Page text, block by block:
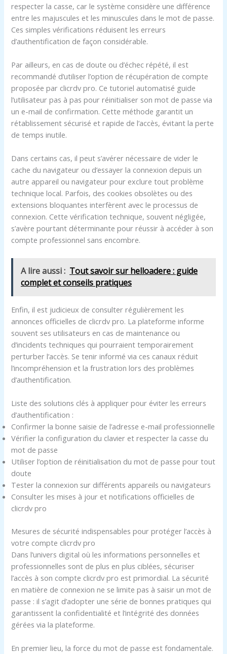
respecter la casse, car le système considère une différence
entre les majuscules et les minuscules dans le mot de passe.
Ces simples vérifications réduisent les erreurs
d’authentification de façon considérable.
Par ailleurs, en cas de doute ou d’échec répété, il est
recommandé d’utiliser l’option de récupération de compte
proposée par clicrdv pro. Ce tutoriel automatisé guide
l’utilisateur pas à pas pour réinitialiser son mot de passe via
un e-mail de confirmation. Cette méthode garantit un
rétablissement sécurisé et rapide de l’accès, évitant la perte
de temps inutile.
Dans certains cas, il peut s’avérer nécessaire de vider le
cache du navigateur ou d’essayer la connexion depuis un
autre appareil ou navigateur pour exclure tout problème
technique local. Parfois, des cookies obsolètes ou des
extensions bloquantes interfèrent avec le processus de
connexion. Cette vérification technique, souvent négligée,
s’avère pourtant déterminante pour réussir à accéder à son
compte professionnel sans encombre.
A lire aussi : Tout savoir sur helloadere : guide
complet et conseils pratiques
Enfin, il est judicieux de consulter régulièrement les
annonces officielles de clicrdv pro. La plateforme informe
souvent ses utilisateurs en cas de maintenance ou
d’incidents techniques qui pourraient temporairement
perturber l’accès. Se tenir informé via ces canaux réduit
l’incompréhension et la frustration lors des problèmes
d’authentification.
Liste des solutions clés à appliquer pour éviter les erreurs
d’authentification :
Confirmer la bonne saisie de l’adresse e-mail professionnelle
Vérifier la configuration du clavier et respecter la casse du
mot de passe
Utiliser l’option de réinitialisation du mot de passe pour tout
doute
Tester la connexion sur différents appareils ou navigateurs
Consulter les mises à jour et notifications officielles de
clicrdv pro
Mesures de sécurité indispensables pour protéger l’accès à
votre compte clicrdv pro
Dans l’univers digital où les informations personnelles et
professionnelles sont de plus en plus ciblées, sécuriser
l’accès à son compte clicrdv pro est primordial. La sécurité
en matière de connexion ne se limite pas à saisir un mot de
passe : il s’agit d’adopter une série de bonnes pratiques qui
garantissent la confidentialité et l’intégrité des données
gérées via la plateforme.
En premier lieu, la force du mot de passe est fondamentale.